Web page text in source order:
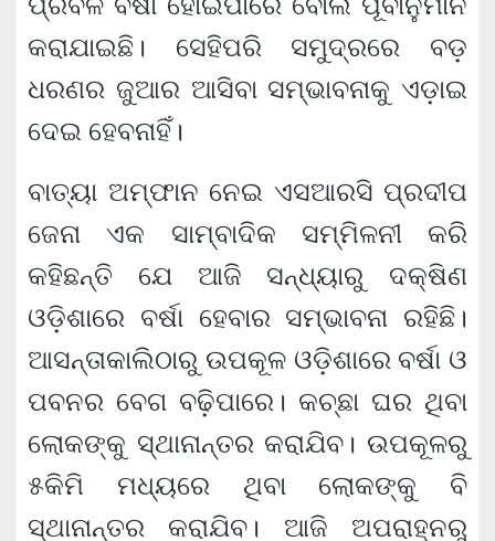
କରାଯାଇଛି। ସେହିପରି ସମୁଦ୍ରରେ ବଡ଼
ଧରଣର ଜୁଆର ଆସିବା ସମ୍ଭାବନାକୁ ଏଡ଼ାଇ
ଦେଇ ହେବନାହିଁ।
ବାତ୍ୟା ଅମ୍ଫାନ ନେଇ ଏସଆରସି ପ୍ରଦୀପ
ଜେନା ଏକ ସାମ୍ବାଦିକ ସମ୍ମିଳନୀ କରି
କହିଛନ୍ତି ଯେ ଆଜି ସନ୍ଧ୍ୟାରୁ ଦକ୍ଷିଣ
ଓଡ଼ିଶାରେ ବର୍ଷା ହେବାର ସମ୍ଭାବନା ରହିଛି।
ଆସନ୍ତାକାଲିଠାରୁ ଉପକୂଳ ଓଡ଼ିଶାରେ ବର୍ଷା ଓ
ପବନର ବେଗ ବଢ଼ିପାରେ। କଚ୍ଛା ଘର ଥିବା
ଲୋକଙ୍କୁ ସ୍ଥାନାନ୍ତର କରାଯିବ। ଉପକୂଳରୁ
୫କିମି ମଧ୍ୟରେ ଥିବା ଲୋକଙ୍କୁ ବି
ସ୍ଥାନାନ୍ତର କରାଯିବ। ଆଜି ଅପରାହ୍ନରୁ